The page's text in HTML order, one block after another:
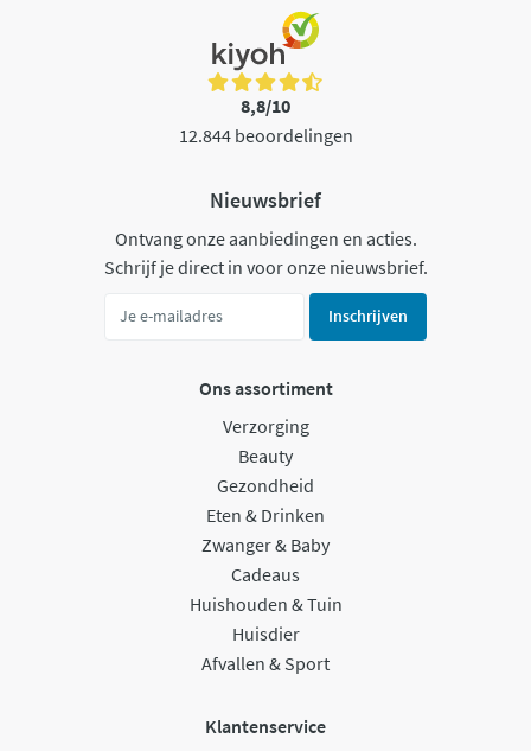
8,8/10
12.844 beoordelingen
Nieuwsbrief
Ontvang onze aanbiedingen en acties.
Schrijf je direct in voor onze nieuwsbrief.
Inschrijven
Ons assortiment
Verzorging
Beauty
Gezondheid
Eten & Drinken
Zwanger & Baby
Cadeaus
Huishouden & Tuin
Huisdier
Afvallen & Sport
Klantenservice